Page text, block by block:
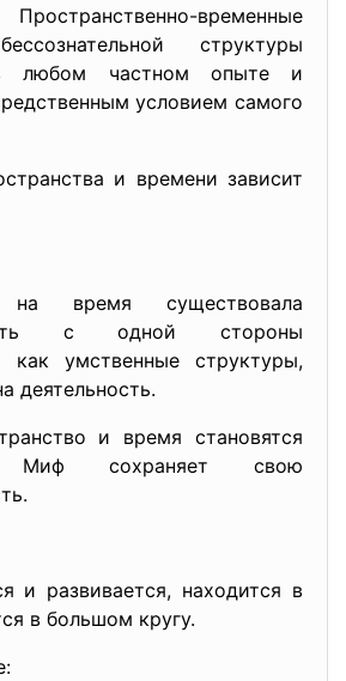
Пространственно-временные
структуры
любом частном опыте и
условием самого
и времени зависит
время существовала
с одной стороны
как умственные структуры,
деятельность.
и время становятся
Миф сохраняет свою
и развивается, находится в
в большом кругу.